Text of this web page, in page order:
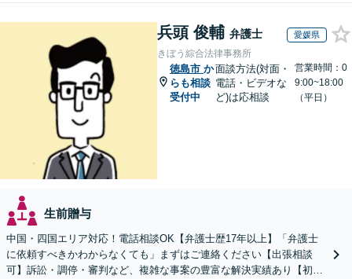
兵頭 俊輔 弁護士 愛媛県
きぼう綜合法律事務所
徳島市 か
らも相談
受付中
面談方法(対面・
電話・ビデオな
ど)は応相談
営業時間：0
9:00~18:00
（平日）
生前贈与
中国・四国エリア対応！電話相談OK【弁護士歴17年以上】「弁護士
に依頼すべきかわからなくても」まずはご連絡ください【出張相談
可】訴訟・調停・審判など、複雑な事案の豊富な解決実績あり【初回